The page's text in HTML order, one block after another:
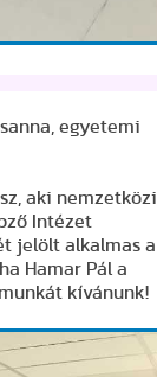
egyetemi
aki nemzetközi
Intézet
jelölt alkalmas a
Hamar Pál a
kívánunk!